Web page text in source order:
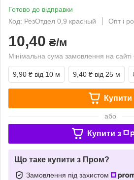
Готово до відправки
Код: РезОтдел 0,9 красный
Опт і
10,40 ₴/м
Мінімальна сума замовлення на
9,90 ₴ від 10 м 9,40 ₴ від 25 м
Купити
або
Купити з
Що таке купити з Пром?
Замовлення під захистом